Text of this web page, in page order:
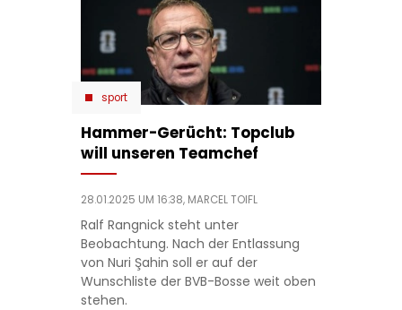
sport
Hammer-Gerücht: Topclub
will unseren Teamchef
28.01.2025 UM 16:38, MARCEL TOIFL
Ralf Rangnick steht unter
Beobachtung. Nach der Entlassung
von Nuri Şahin soll er auf der
Wunschliste der BVB-Bosse weit oben
stehen.